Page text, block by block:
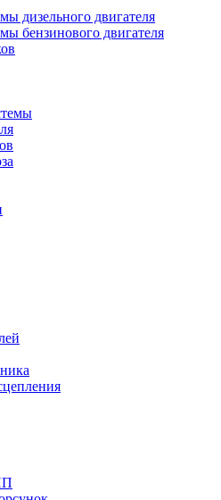
дизельного двигателя
бензинового двигателя